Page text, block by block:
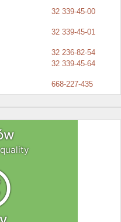
32 339-45-00
32 339-45-01
32 236-82-54
32 339-45-64
668-227-435